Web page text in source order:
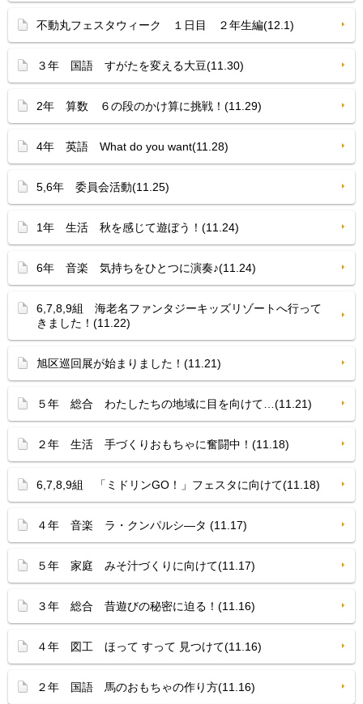
不動丸フェスタウィーク １日目 ２年生編(12.1)
３年 国語 すがたを変える大豆(11.30)
2年 算数 ６の段のかけ算に挑戦！(11.29)
4年 英語 What do you want(11.28)
5,6年 委員会活動(11.25)
1年 生活 秋を感じて遊ぼう！(11.24)
6年 音楽 気持ちをひとつに演奏♪(11.24)
6,7,8,9組 海老名ファンタジーキッズリゾートへ行って
きました！(11.22)
旭区巡回展が始まりました！(11.21)
５年 総合 わたしたちの地域に目を向けて…(11.21)
２年 生活 手づくりおもちゃに奮闘中！(11.18)
6,7,8,9組 「ミドリンGO！」フェスタに向けて(11.18)
４年 音楽 ラ・クンパルシ—タ (11.17)
５年 家庭 みそ汁づくりに向けて(11.17)
３年 総合 昔遊びの秘密に迫る！(11.16)
４年 図工 ほって すって 見つけて(11.16)
２年 国語 馬のおもちゃの作り方(11.16)